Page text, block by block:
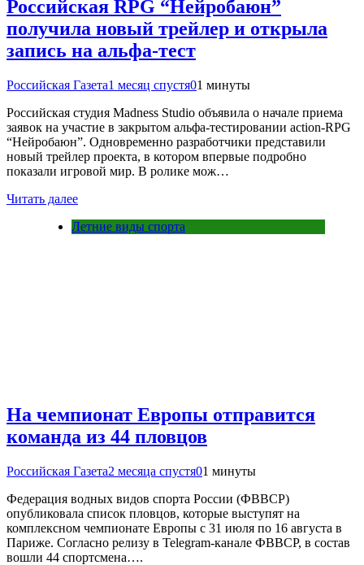
Российская RPG “Нейробаюн”
получила новый трейлер и открыла
запись на альфа-тест
Российская Газета1 месяц спустя01 минуты
Российская студия Madness Studio объявила о начале приема
заявок на участие в закрытом альфа-тестировании action-RPG
“Нейробаюн”. Одновременно разработчики представили
новый трейлер проекта, в котором впервые подробно
показали игровой мир. В ролике мож…
Читать далее
Летние виды спорта
На чемпионат Европы отправится
команда из 44 пловцов
Российская Газета2 месяца спустя01 минуты
Федерация водных видов спорта России (ФВВСР)
опубликовала список пловцов, которые выступят на
комплексном чемпионате Европы с 31 июля по 16 августа в
Париже. Согласно релизу в Telegram-канале ФВВСР, в состав
вошли 44 спортсмена….